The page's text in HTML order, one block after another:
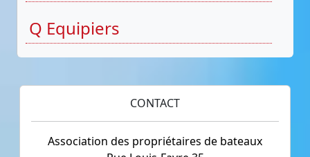
Q Equipiers
CONTACT
Association des propriétaires de bateaux